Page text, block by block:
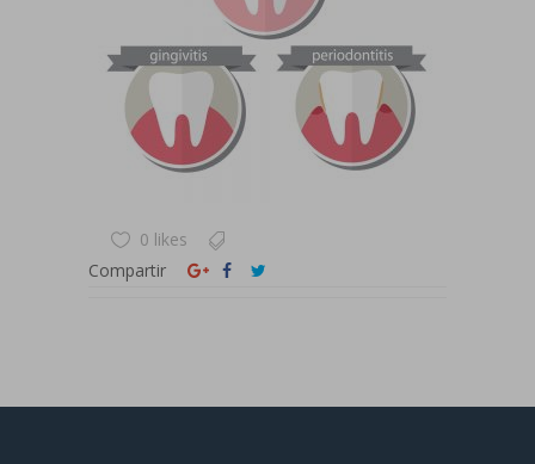
0 likes
Compartir